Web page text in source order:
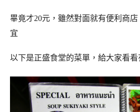
畢竟才20元，雖然對面就有便利商
宜
以下是正盛食堂的菜單，給大家看